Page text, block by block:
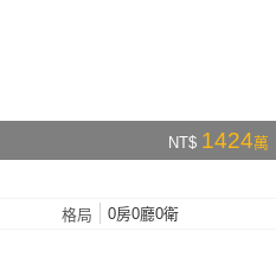
NT$ 1424萬
格局 0房0廳0衛